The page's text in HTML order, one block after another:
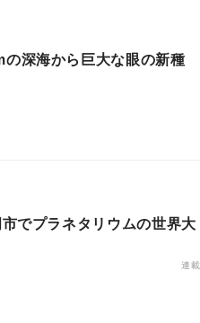
でプラネタリウムの世界大
連載